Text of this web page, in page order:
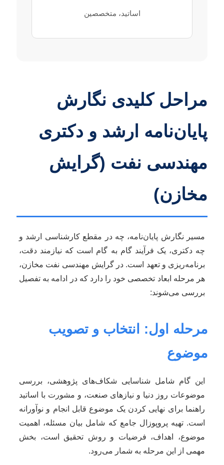
اساتید، متخصصین
مراحل کلیدی نگارش
پایان‌نامه ارشد و دکتری
مهندسی نفت (گرایش
مخازن)
مسیر نگارش پایان‌نامه، چه در مقطع کارشناسی ارشد و
چه دکتری، یک فرآیند گام به گام است که نیازمند دقت،
برنامه‌ریزی و تعهد است. در گرایش مهندسی نفت مخازن،
هر مرحله ابعاد تخصصی خود را دارد که در ادامه به تفصیل
بررسی می‌شوند:
مرحله اول: انتخاب و تصویب
موضوع
این گام شامل شناسایی شکاف‌های پژوهشی، بررسی
موضوعات روز دنیا و نیازهای صنعت، و مشورت با اساتید
راهنما برای نهایی کردن یک موضوع قابل انجام و نوآورانه
است. تهیه پروپوزال جامع که شامل بیان مسئله، اهمیت
موضوع، اهداف، فرضیات و روش تحقیق است، بخش
مهمی از این مرحله به شمار می‌رود.